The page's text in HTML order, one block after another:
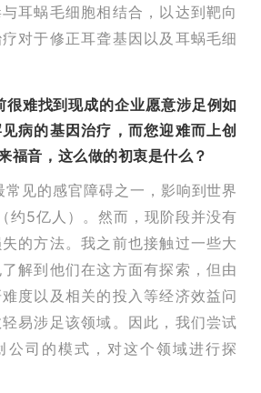
耳蜗毛细胞相结合，以达到靶向
对于修正耳聋基因以及耳蜗毛细
难找到现成的企业愿意涉足例如
病的基因治疗，而您迎难而上创
福音，这么做的初衷是什么？
常见的感官障碍之一，影响到世界
约5亿人）。然而，现阶段并没有
的方法。我之前也接触过一些大
解到他们在这方面有探索，但由
度以及相关的投入等经济效益问
易涉足该领域。因此，我们尝试
公司的模式，对这个领域进行探